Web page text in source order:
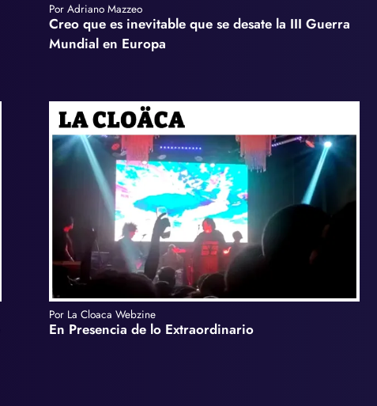
Por Adriano Mazzeo
Creo que es inevitable que se desate la III Guerra
Mundial en Europa
Por La Cloaca Webzine
En Presencia de lo Extraordinario